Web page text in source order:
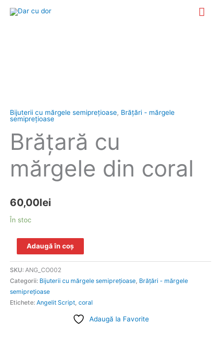
Bijuterii cu mărgele semipreţioase, Brăţări - mărgele
semipreţioase
Brăţară cu
mărgele din coral
60,00lei
În stoc
Adaugă în coș
SKU: ANG_CO002
Categorii: Bijuterii cu mărgele semipreţioase, Brăţări - mărgele
semipreţioase
Etichete: Angelit Script, coral
Adaugă la Favorite